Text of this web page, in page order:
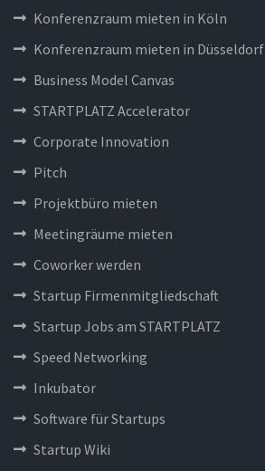
Konferenzraum mieten in Köln
Konferenzraum mieten in Düsseldorf
Business Model Canvas
STARTPLATZ Accelerator
Corporate Innovation
Pitch
Projektbüro mieten
Meetingräume mieten
Coworker werden
Startup Firmenmitgliedschaft
Startup Jobs am STARTPLATZ
Speed Networking
Inkubator
Software für Startups
Startup Wiki